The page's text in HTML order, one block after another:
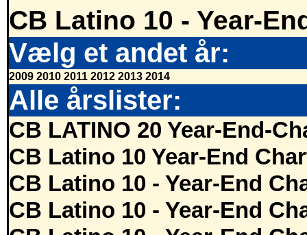
CB Latino 10 - Year-
Vælg et andet år:
2009 2010 2011 2012 2013 2014
Alle årslister:
CB LATINO 20 Year-End-
CB Latino 10 Year-End
CB Latino 10 - Year-End
CB Latino 10 - Year-End